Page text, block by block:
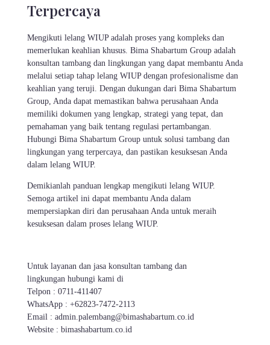
Terpercaya
Mengikuti lelang WIUP adalah proses yang kompleks dan
memerlukan keahlian khusus. Bima Shabartum Group adalah
konsultan tambang dan lingkungan yang dapat membantu Anda
melalui setiap tahap lelang WIUP dengan profesionalisme dan
keahlian yang teruji. Dengan dukungan dari Bima Shabartum
Group, Anda dapat memastikan bahwa perusahaan Anda
memiliki dokumen yang lengkap, strategi yang tepat, dan
pemahaman yang baik tentang regulasi pertambangan.
Hubungi Bima Shabartum Group untuk solusi tambang dan
lingkungan yang terpercaya, dan pastikan kesuksesan Anda
dalam lelang WIUP.
Demikianlah panduan lengkap mengikuti lelang WIUP.
Semoga artikel ini dapat membantu Anda dalam
mempersiapkan diri dan perusahaan Anda untuk meraih
kesuksesan dalam proses lelang WIUP.
Untuk layanan dan jasa konsultan tambang dan
lingkungan hubungi kami di
Telpon : 0711-411407
WhatsApp : +62823-7472-2113
Email : admin.palembang@bimashabartum.co.id
Website : bimashabartum.co.id